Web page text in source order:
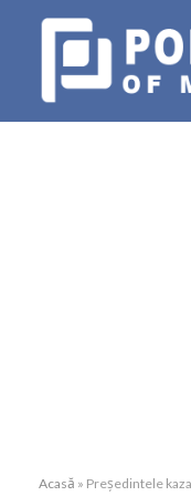
Acasă » Președintele